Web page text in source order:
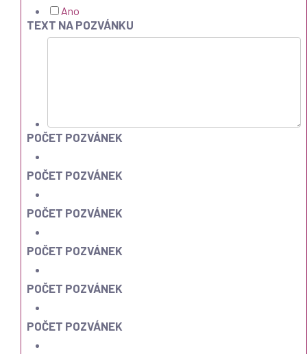
Ano
TEXT NA POZVÁNKU
POČET POZVÁNEK
POČET POZVÁNEK
POČET POZVÁNEK
POČET POZVÁNEK
POČET POZVÁNEK
POČET POZVÁNEK